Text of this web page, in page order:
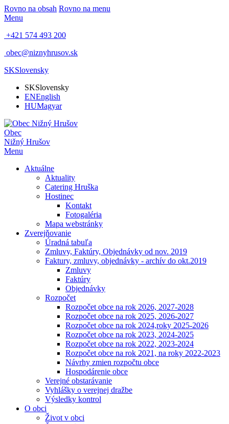
Rovno na obsah Rovno na menu
Menu
+421 574 493 200
obec@niznyhrusov.sk
SKSlovensky
SKSlovensky
ENEnglish
HUMagyar
Obec
Nižný Hrušov
Menu
Aktuálne
Aktuality
Catering Hruška
Hostinec
Kontakt
Fotogaléria
Mapa webstránky
Zverejňovanie
Úradná tabuľa
Zmluvy, Faktúry, Objednávky od nov. 2019
Faktury, zmluvy, objednávky - archív do okt.2019
Zmluvy
Faktúry
Objednávky
Rozpočet
Rozpočet obce na rok 2026, 2027-2028
Rozpočet obce na rok 2025, 2026-2027
Rozpočet obce na rok 2024,roky 2025-2026
Rozpočet obce na rok 2023, 2024-2025
Rozpočet obce na rok 2022, 2023-2024
Rozpočet obce na rok 2021, na roky 2022-2023
Návrhy zmien rozpočtu obce
Hospodárenie obce
Verejné obstarávanie
Vyhlášky o verejnej dražbe
Výsledky kontrol
O obci
Život v obci